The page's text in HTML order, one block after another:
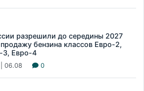
разрешили до середины 2027
бензина классов Евро-2,
3, Евро-4
06.08 0